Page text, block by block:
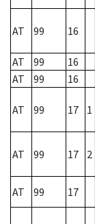
AT 99 16
AT
99 16
AT
99 16
AT 99 17 1
AT 99 17 2
AT
99 17